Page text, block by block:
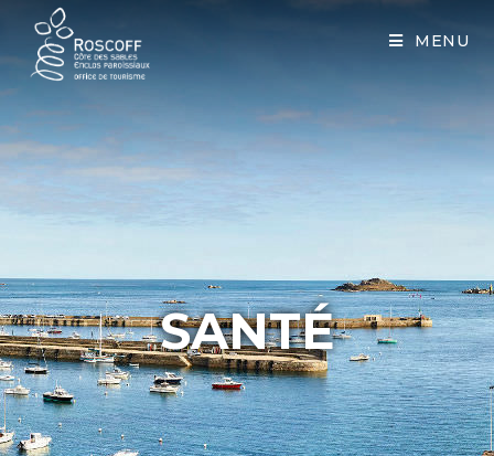
MENU
SANTÉ
Cookies management panel